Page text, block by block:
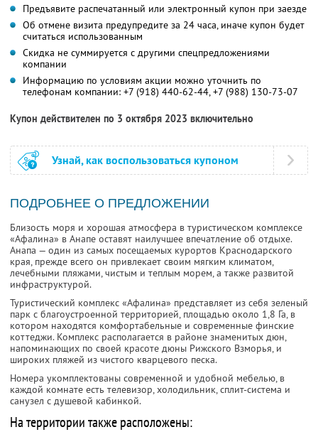
Предъявите распечатанный или электронный купон при заезде
Об отмене визита предупредите за 24 часа, иначе купон будет
считаться использованным
Скидка не суммируется с другими спецпредложениями
компании
Информацию по условиям акции можно уточнить по
телефонам компании: +7 (918) 440-62-44, +7 (988) 130-73-07
Купон действителен по 3 октября 2023 включительно
Узнай, как воспользоваться купоном
ПОДРОБНЕЕ О ПРЕДЛОЖЕНИИ
Близость моря и хорошая атмосфера в туристическом комплексе
«Афалина» в Анапе оставят наилучшее впечатление об отдыхе.
Анапа — один из самых посещаемых курортов Краснодарского
края, прежде всего он привлекает своим мягким климатом,
лечебными пляжами, чистым и теплым морем, а также развитой
инфраструктурой.
Туристический комплекс «Афалина» представляет из себя зеленый
парк с благоустроенной территорией, площадью около 1,8 Га, в
котором находятся комфортабельные и современные финские
коттеджи. Комплекс располагается в районе знаменитых дюн,
напоминающих по своей красоте дюны Рижского Взморья, и
широких пляжей из чистого кварцевого песка.
Номера укомплектованы современной и удобной мебелью, в
каждой комнате есть телевизор, холодильник, сплит-система и
санузел с душевой кабинкой.
На территории также расположены: